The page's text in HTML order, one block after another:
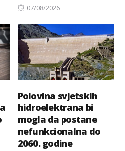
Posted
07/08/2026
Polovina svjetskih
hidroelektrana bi
mogla da postane
nefunkcionalna do
2060. godine